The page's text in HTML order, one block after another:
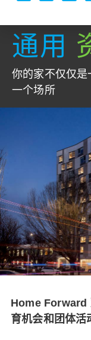
通用
你的家不仅仅
一个场所
Home Forward
育机会和团体活